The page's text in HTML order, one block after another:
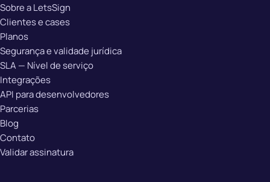
Sobre a LetsSign
Clientes e cases
Planos
Segurança e validade jurídica
SLA — Nível de serviço
Integrações
API para desenvolvedores
Parcerias
Blog
Contato
Validar assinatura